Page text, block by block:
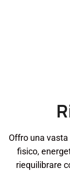
Offro una
fisico,
riequilibrare